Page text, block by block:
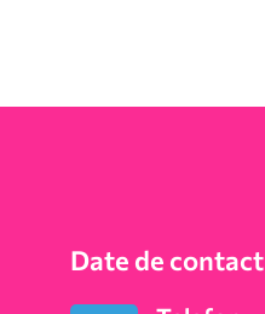
Date de contact